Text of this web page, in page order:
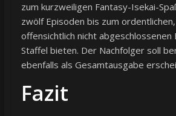
zum kurzweiligen Fantasy-Isekai-
zwölf Episoden bis zum
offensichtlich nicht
Staffel bieten. Der Nachfolger soll
ebenfalls als Gesamtausgabe
Fazit